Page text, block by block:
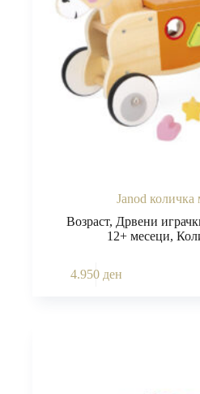
Janod количка
Возраст, Дрвени
12+ месеци,
4.950 ден